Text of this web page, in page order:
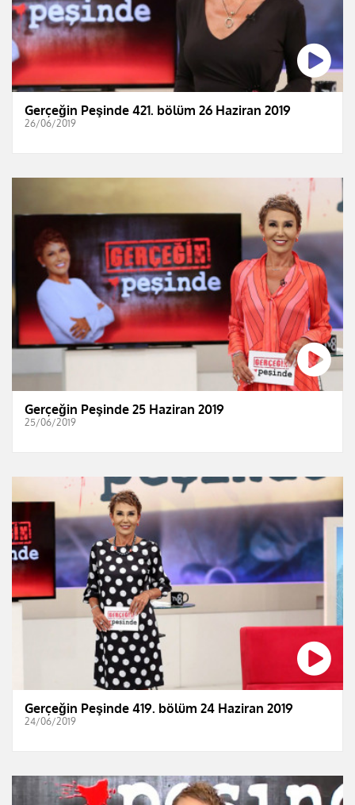
Gerçeğin Peşinde 421. bölüm 26 Haziran 2019
26/06/2019
Gerçeğin Peşinde 25 Haziran 2019
25/06/2019
Gerçeğin Peşinde 419. bölüm 24 Haziran 2019
24/06/2019